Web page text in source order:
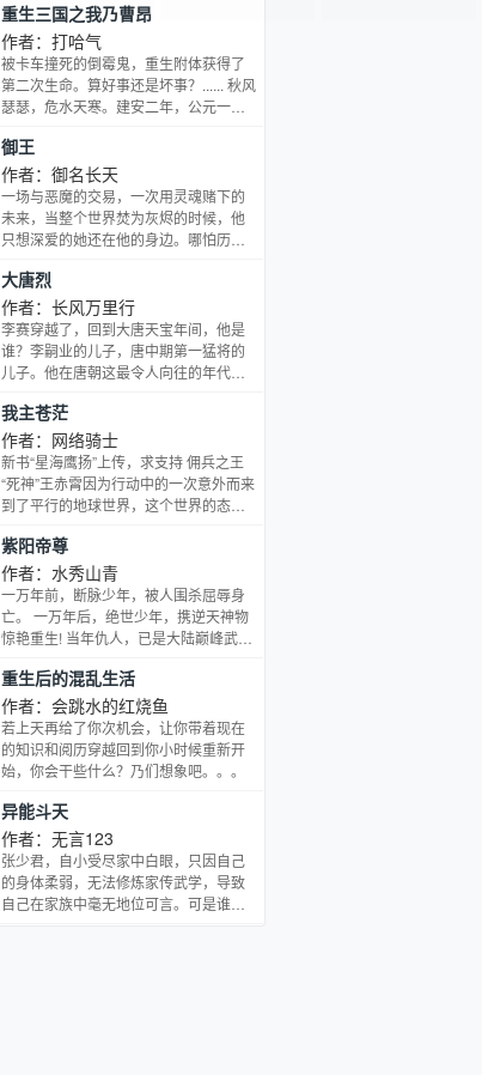
天大树当打手！ 对了，哥还有迷梦花，
狼毒花等各种的迷药毒药...... 貌似，哥偶
尔还能用木系属性，施展出点别的系的
攻击来，你要不要尝尝？！ 小白（主角
的魂宠）表示：俺没别的爱好，就是吃
的当糖吃，如果是龙肝凤心就更好了......
重生三国之我乃曹昂
作者：打哈气
被卡车撞死的倒霉鬼，重生附体获得了
第二次生命。算好事还是坏事？...... 秋风
瑟瑟，危水天寒。建安二年，公元一九
舒美。刚刚接受张绣率众归降的曹操正
在中军帐内搂着美女邹氏享受酥骨之
魂。却见军营外的育水边上，一位面色
苦楚的青年满面无奈的对着苍天唉叹道
“贼老天！你是瞎了眼吗！我到底是做了
的曹昂身上？” 书群一：
38336357（满）
御王
作者：御名长天
一场与恶魔的交易，一次用灵魂赌下的
未来，当整个世界焚为灰烬的时候，他
只想深爱的她还在他的身边。哪怕历经
而他因恨承担过太多太多的伤痛，绝望
和死亡的痛与之相比，太微不足道。在
他最后的意识消失之际，被握住的手掌
里盛住了无限，依稀听见有个声音在云
层中低语：王者将会归来的。从久远亘
地，席卷天地之间，唤起那足以改变世
界的唯一一个正在沉睡的王者
大唐烈
作者：长风万里行
李赛穿越了，回到大唐天宝年间，他是
谁？李嗣业的儿子，唐中期第一猛将的
儿子。他在唐朝这最令人向往的年代，
血。大唐有了他，腾飞和更加强大可以
预期，大唐的军队无敌于天下。 各位书
友请加口口群：二零五五五三六四九进
群讨论本书情节，你也可以是参与者。
点击、收藏和票票都是我前进的动力，
们偶会坚持。
我主苍茫
作者：网络骑士
新书“星海鹰扬”上传，求支持 佣兵之王
“死神”王赤霄因为行动中的一次意外而来
到了平行的地球世界，这个世界的态势
社会结构，全新的力量体系，神秘的天
狱能力，强悍的生物武器，隐藏于迷雾
之中的黑暗势力王赤霄最终惊讶的发
现，似乎这个世界更加的适合自己！ 于
是，一代雇佣兵之王新的征程开始
紫阳帝尊
作者：水秀山青
一万年前，断脉少年，被人围杀屈辱身
亡。 一万年后，绝世少年，携逆天神物
惊艳重生! 当年仇人，已是大陆巅峰武
仰。但那又如何?看我一脚踩之! 踩武
神！灭武圣！踏巅峰！ 书友交流群
【174541835】
重生后的混乱生活
作者：会跳水的红烧鱼
若上天再给了你次机会，让你带着现在
的知识和阅历穿越回到你小时候重新开
始，你会干些什么？乃们想象吧。。。
异能斗天
作者：无言123
张少君，自小受尽家中白眼，只因自己
的身体柔弱，无法修炼家传武学，导致
自己在家族中毫无地位可言。可是谁又